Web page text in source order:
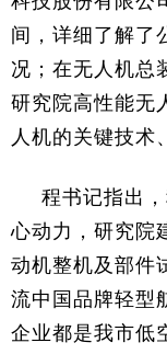
间，详细了解了
况；在无人机总
研究院高性能无
人机的关键技术
程书记指出
心动力，研究院
动机整机及部件
流中国品牌轻型
企业都是我市低